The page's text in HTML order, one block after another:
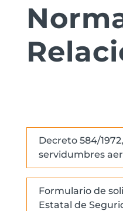
Decreto 584/
servidumbres
Formulario de
Estatal de